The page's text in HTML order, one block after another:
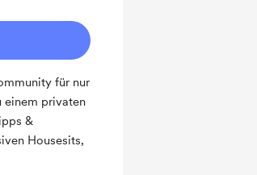
für nur
privaten
&
Housesits,